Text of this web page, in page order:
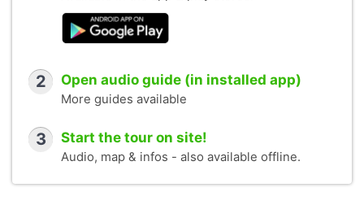
2 Open audio guide (in installed app)
More guides available
3 Start the tour on site!
Audio, map & infos - also available offline.